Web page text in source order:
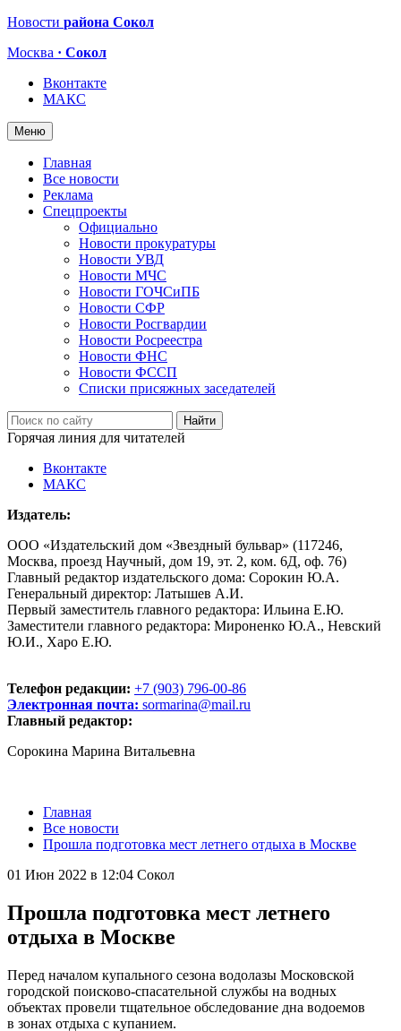
Новости района Сокол
Москва · Сокол
Вконтакте
МАКС
Меню
Главная
Все новости
Реклама
Спецпроекты
Официально
Новости прокуратуры
Новости УВД
Новости МЧС
Новости ГОЧСиПБ
Новости СФР
Новости Росгвардии
Новости Росреестра
Новости ФНС
Новости ФССП
Списки присяжных заседателей
Горячая линия для читателей
Вконтакте
МАКС
Издатель:
ООО «Издательский дом «Звездный бульвар» (117246,
Москва, проезд Научный, дом 19, эт. 2, ком. 6Д, оф. 76)
Главный редактор издательского дома: Сорокин Ю.А.
Генеральный директор: Латышев А.И.
Первый заместитель главного редактора: Ильина Е.Ю.
Заместители главного редактора: Мироненко Ю.А., Невский
Ю.И., Харо Е.Ю.
Телефон редакции: +7 (903) 796-00-86
Электронная почта: sormarina@mail.ru
Главный редактор:
Сорокина Марина Витальевна
Главная
Все новости
Прошла подготовка мест летнего отдыха в Москве
01 Июн 2022 в 12:04 Сокол
Прошла подготовка мест летнего
отдыха в Москве
Перед началом купального сезона водолазы Московской
городской поисково-спасательной службы на водных
объектах провели тщательное обследование дна водоемов
в зонах отдыха с купанием.